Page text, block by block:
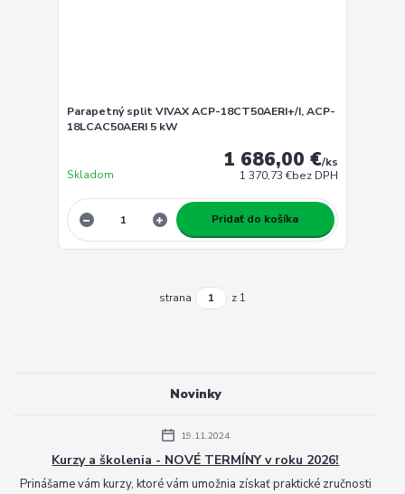
Parapetný split VIVAX ACP-18CT50AERI+/I, ACP-
18LCAC50AERI 5 kW
1 686,00 €/ks
1 370,73 €bez DPH
Skladom
Pridať do košíka
strana z 1
Novinky
19.11.2024
Kurzy a školenia - NOVÉ TERMÍNY v roku 2026!
Prinášame vám kurzy, ktoré vám umožnia získať praktické zručnosti